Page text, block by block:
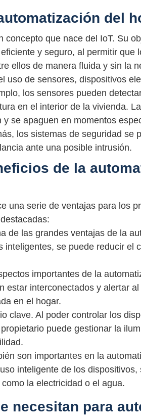
del
concepto que nace del IoT. Su
y seguro, al permitir que
ellos de manera fluida y sin la
uso de sensores, dispositivos
los sensores pueden
en el interior de la vivienda.
se apaguen en momentos
los sistemas de seguridad se
ante una posible intrusión.
de la
una serie de ventajas para los
de las grandes ventajas de la
inteligentes, se puede reducir el
importantes de la
estar interconectados y alertar
en el hogar.
clave. Al poder controlar los
puede gestionar la
son importantes en la
inteligente de los
la electricidad o el agua.
necesitan para